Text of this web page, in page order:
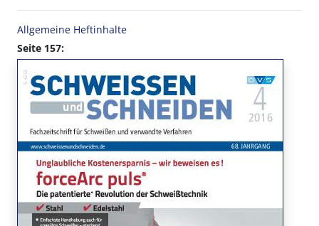
Allgemeine Heftinhalte
Seite 157: